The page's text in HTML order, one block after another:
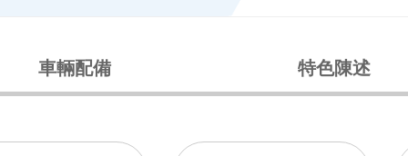
車輛配備 特色陳述